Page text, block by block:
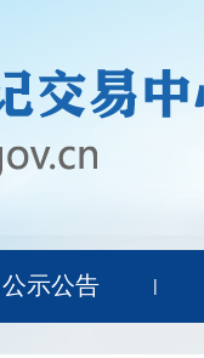
公示公告 |